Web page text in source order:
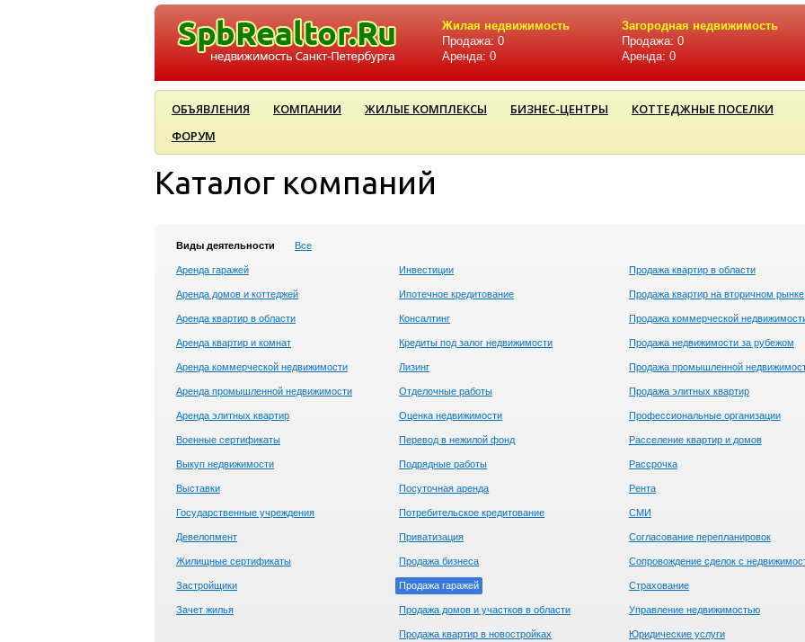
Жилая недвижимость
Продажа: 0
Аренда: 0
Загородная недвижимость
Продажа: 0
Аренда: 0
ОБЪЯВЛЕНИЯ КОМПАНИИ ЖИЛЫЕ КОМПЛЕКСЫ БИЗНЕС-ЦЕНТРЫ
КОТТЕДЖНЫЕ ПОСЕЛКИ
ФОРУМ
Каталог компаний
Виды деятельности Все
Аренда гаражей
Аренда домов и коттеджей
Аренда квартир в области
Аренда квартир и комнат
Аренда коммерческой недвижимости
Аренда промышленной недвижимости
Аренда элитных квартир
Военные сертификаты
Выкуп недвижимости
Выставки
Государственные учреждения
Девелопмент
Жилищные сертификаты
Застройщики
Зачет жилья
Инвестиции
Ипотечное кредитование
Консалтинг
Кредиты под залог недвижимости
Лизинг
Отделочные работы
Оценка недвижимости
Перевод в нежилой фонд
Подрядные работы
Посуточная аренда
Потребительское кредитование
Приватизация
Продажа бизнеса
Продажа гаражей
Продажа домов и участков в области
Продажа квартир в новостройках
Продажа квартир в области
Продажа квартир на вторичном рынке
Продажа коммерческой
Продажа недвижимости за рубежом
Продажа промышленной
Продажа элитных квартир
Профессиональные организации
Расселение квартир и домов
Рассрочка
Рента
СМИ
Согласование перепланировок
Сопровождение сделок с
Страхование
Управление недвижимостью
Юридические услуги